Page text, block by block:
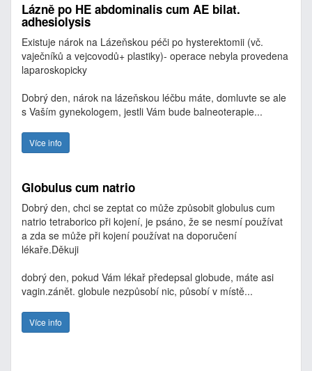
Lázně po HE abdominalis cum AE bilat.
adhesiolysis
Existuje nárok na Lázeňskou péči po hysterektomii (vč.
vaječníků a vejcovodů+ plastiky)- operace nebyla provedena
laparoskopicky
Dobrý den, nárok na lázeňskou léčbu máte, domluvte se ale
s Vaším gynekologem, jestli Vám bude balneoterapie...
Více info
Globulus cum natrio
Dobrý den, chci se zeptat co může způsobit globulus cum
natrio tetraborico při kojení, je psáno, že se nesmí používat
a zda se může při kojení používat na doporučení
lékaře.Děkuji
dobrý den, pokud Vám lékař předepsal globude, máte asi
vagin.zánět. globule nezpůsobí nic, působí v místě...
Více info